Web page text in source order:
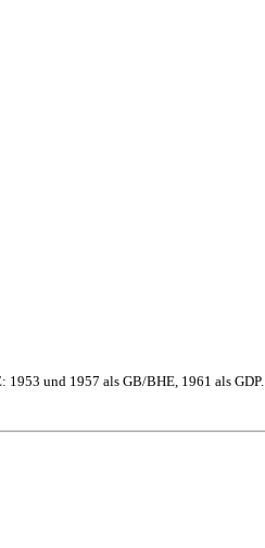
1953 und 1957 als GB/BHE, 1961 als GDP.